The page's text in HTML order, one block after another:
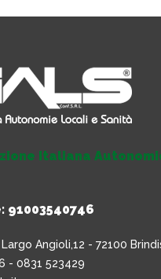
Italiana
91003540746
Angioli,12 - 72100
- 0831 523429